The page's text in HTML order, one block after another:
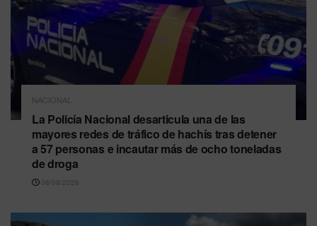
NACIONAL
La Policía Nacional desarticula una de las
mayores redes de tráfico de hachís tras detener
a 57 personas e incautar más de ocho toneladas
de droga
08/08/2026